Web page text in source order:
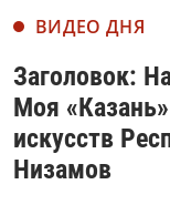
ВИДЕО ДНЯ
Заголовок:
Моя
искусств
Низамов